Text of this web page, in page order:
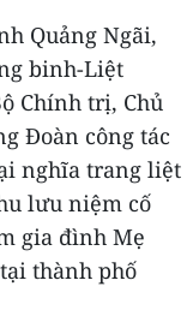
Quảng Ngãi,
binh-Liệt
Chính trị, Chủ
Đoàn công tác
nghĩa trang liệt
lưu niệm cố
gia đình Mẹ
thành phố